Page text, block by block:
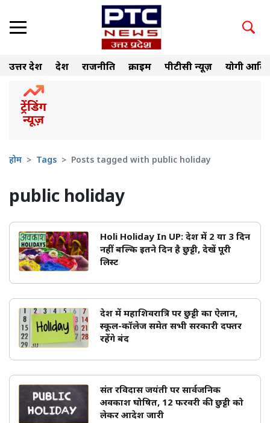
उत्तर प्रदेश देश राजनीति क्राइम पीटीसी न्यूज़ योगी
होम Tags Posts tagged with public holiday
public holiday
Holi Holiday In UP: प्रदेश में 2 या 3 दिन
नहीं बल्कि इतने दिन है छुट्टी, देखें पूरी
लिस्ट
प्रदेश में महाशिवरात्रि पर छुट्टी का ऐलान,
स्कूल-कॉलेज समेत सभी सरकारी दफ्तर
रहेंगे बंद
संत रविदास जयंती पर सार्वजनिक
अवकाश घोषित, 12 फरवरी की छुट्टी को
लेकर आदेश जारी